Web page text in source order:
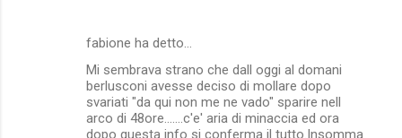
fabione ha detto…
Mi sembrava strano che dall oggi al domani
berlusconi avesse deciso di mollare dopo
svariati "da qui non me ne vado" sparire nell
arco di 48ore.......c'e' aria di minaccia ed ora
dopo questa info si conferma il tutto.Insomma